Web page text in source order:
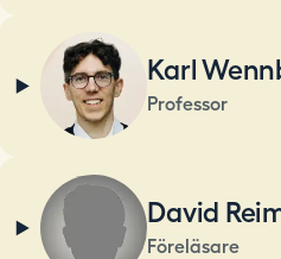
Karl
Professor
David
Föreläsare